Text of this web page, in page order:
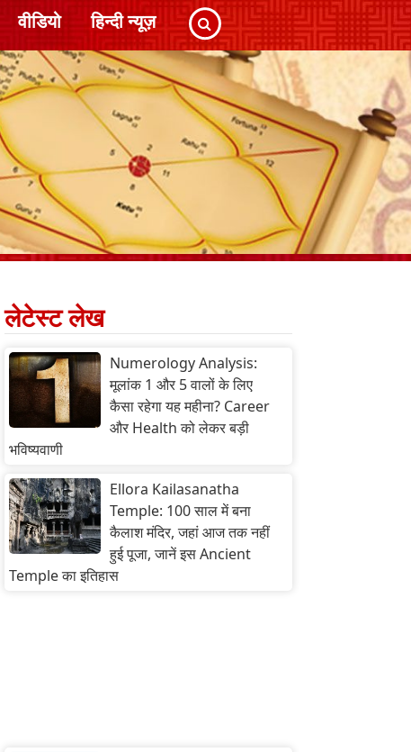
वीडियो हिन्दी न्यूज़
लेटेस्ट लेख
Numerology Analysis:
मूलांक 1 और 5 वालों के लिए
कैसा रहेगा यह महीना? Career
और Health को लेकर बड़ी
भविष्यवाणी
Ellora Kailasanatha
Temple: 100 साल में बना
कैलाश मंदिर, जहां आज तक नहीं
हुई पूजा, जानें इस Ancient
Temple का इतिहास